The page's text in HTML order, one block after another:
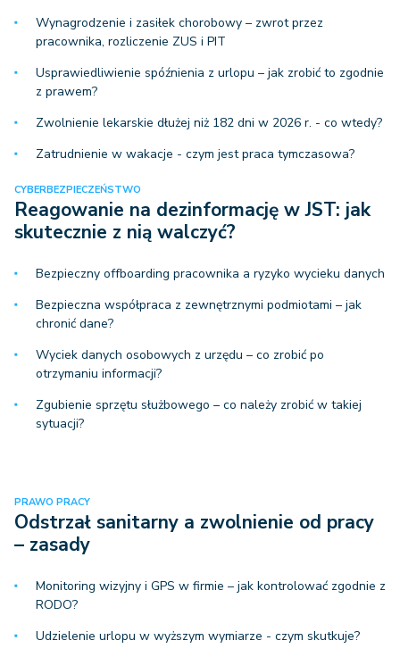
Wynagrodzenie i zasiłek chorobowy – zwrot przez
pracownika, rozliczenie ZUS i PIT
Usprawiedliwienie spóźnienia z urlopu – jak zrobić to zgodnie
z prawem?
Zwolnienie lekarskie dłużej niż 182 dni w 2026 r. - co wtedy?
Zatrudnienie w wakacje - czym jest praca tymczasowa?
CYBERBEZPIECZEŃSTWO
Reagowanie na dezinformację w JST: jak
skutecznie z nią walczyć?
Bezpieczny offboarding pracownika a ryzyko wycieku danych
Bezpieczna współpraca z zewnętrznymi podmiotami – jak
chronić dane?
Wyciek danych osobowych z urzędu – co zrobić po
otrzymaniu informacji?
Zgubienie sprzętu służbowego – co należy zrobić w takiej
sytuacji?
PRAWO PRACY
Odstrzał sanitarny a zwolnienie od pracy
– zasady
Monitoring wizyjny i GPS w firmie – jak kontrolować zgodnie z
RODO?
Udzielenie urlopu w wyższym wymiarze - czym skutkuje?